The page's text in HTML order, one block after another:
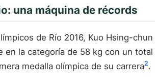
una máquina de récords
de Río 2016, Kuo Hsing-chun
en la categoría de 58 kg con un total
medalla olímpica de su carrera2.